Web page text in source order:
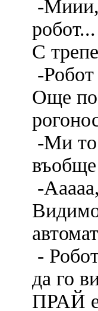
-
С
-
Още по
-Ми то
-
Видимо
-
да го
ПРАЙ